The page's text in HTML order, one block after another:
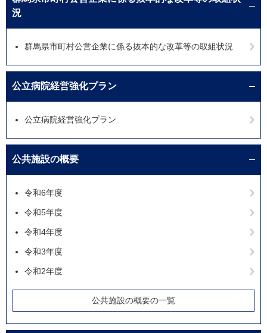
況
群馬県市町村公営企業に係る抜本的な改革等の取組状況
公立病院経営強化プラン
公立病院経営強化プラン
公共施設の概要
令和6年度
令和5年度
令和4年度
令和3年度
令和2年度
公共施設の概要の一覧